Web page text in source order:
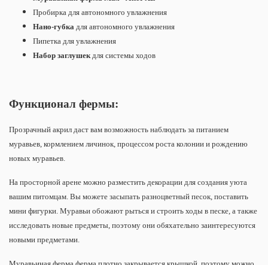
Пробирка для автономного увлажнения
Нано-губка для автономного увлажнения
Пипетка для увлажнения
Набор заглушек для системы ходов
Функционал фермы:
Прозрачный акрил даст вам возможность наблюдать за питанием
муравьев, кормлением личинок, процессом роста колонии и рождению
новых муравьев.
На просторной арене можно разместить декорации для создания уюта
вашим питомцам. Вы можете засыпать разноцветный песок, поставить
мини фигурки. Муравьи обожают рыться и строить ходы в песке, а также
исследовать новые предметы, поэтому они обяхательно заинтересуются
новыми предметами.